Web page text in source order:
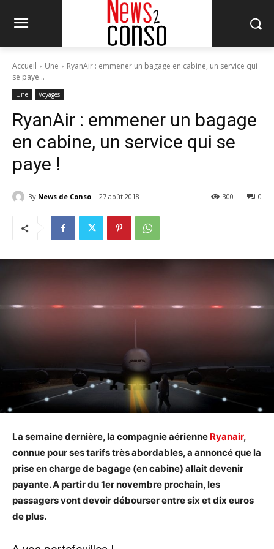
Accueil Une
RyanAir : emmener un bagage en cabine, un service qui
se paye...
Une Voyages
RyanAir : emmener un bagage
en cabine, un service qui se
paye !
By News de Conso 27 août 2018 0
300
La semaine dernière, la compagnie aérienne Ryanair,
connue pour ses tarifs très abordables, a annoncé que la
prise en charge de bagage (en cabine) allait devenir
payante. A partir du 1er novembre prochain, les
passagers vont devoir débourser entre six et dix euros
de plus.